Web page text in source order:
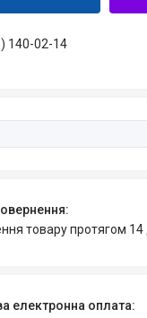
140-02-14
товару протягом 14